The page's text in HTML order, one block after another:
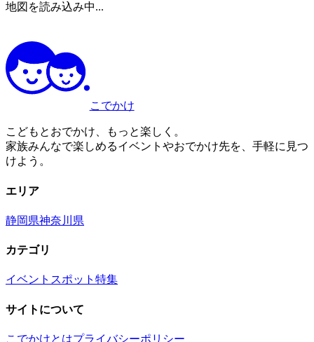
地図を読み込み中...
こでかけ
こどもとおでかけ、もっと楽しく。
家族みんなで楽しめるイベントやおでかけ先を、手軽に見つ
けよう。
エリア
静岡県神奈川県
カテゴリ
イベント スポット 特集
サイトについて
こでかけとはプライバシーポリシー